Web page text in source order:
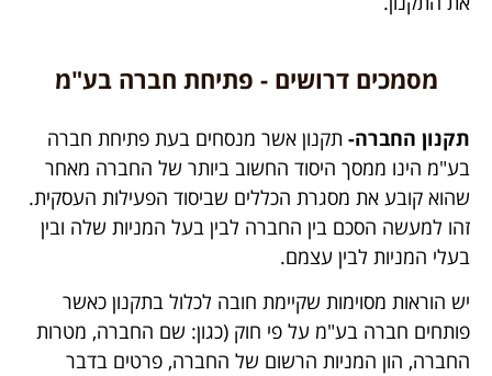
מסמכים דרושים - פתיחת חברה בע"מ
תקנון החברה- תקנון אשר מנסחים בעת פתיחת חברה
בע"מ הינו ממסך היסוד החשוב ביותר של החברה מאחר
שהוא קובע את מסגרת הכללים שביסוד הפעילות העסקית.
זהו למעשה הסכם בין החברה לבין בעל המניות שלה ובין
בעלי המניות לבין עצמם.
יש הוראות מסוימות שקיימת חובה לכלול בתקנון כאשר
פותחים חברה בע"מ על פי חוק (כגון: שם החברה, מטרות
החברה, הון המניות הרשום של החברה, פרטים בדבר